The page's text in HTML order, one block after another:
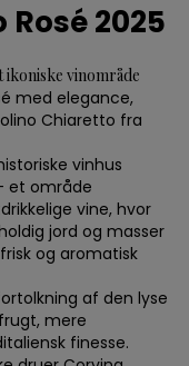
2025
ikoniske vinområde
med elegance,
Chiaretto fra
vinhus
et område
vine, hvor
jord og masser
og aromatisk
af den lyse
mere
finesse.